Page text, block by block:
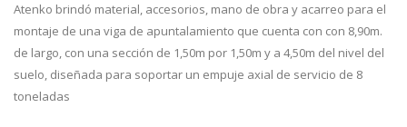
Atenko brindó material, accesorios, mano de obra y acarreo para el
montaje de una viga de apuntalamiento que cuenta con con 8,90m.
de largo, con una sección de 1,50m por 1,50m y a 4,50m del nivel del
suelo, diseñada para soportar un empuje axial de servicio de 8
toneladas